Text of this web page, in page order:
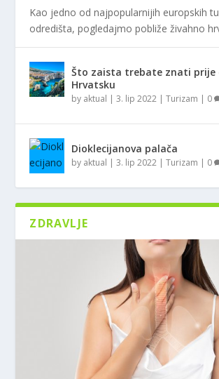
Kao jedno od najpopularnijih europskih
odredišta, pogledajmo pobliže živahno
Što zaista trebate znati prije
Hrvatsku
by aktual |3. lip 2022 |Turizam | 0
Dioklecijanova palača
by aktual |3. lip 2022 |Turizam | 0
ZDRAVLJE